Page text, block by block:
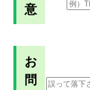
意
お
問